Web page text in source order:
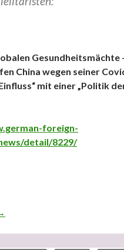
Gesundheitsmächte
China wegen seiner
mit einer „Politik
foreign-
detail/8229/
kriminell bedingte